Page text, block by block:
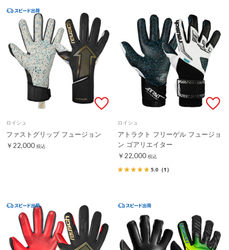
ロイシュ
ファストグリップ フュージョン
￥22,000 税込
ロイシュ
アトラクト フリーゲル フュージョ
ン ゴアリエイター
￥22,000 税込
5.0 （1）